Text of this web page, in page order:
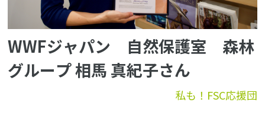
私も！FSC応援団
WWFジャパン 自然保護室 森林
グループ 相馬 真紀子さん